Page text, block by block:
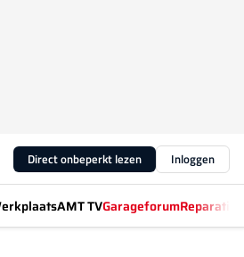
Direct onbeperkt lezen Inloggen
AMT TVGarageforum